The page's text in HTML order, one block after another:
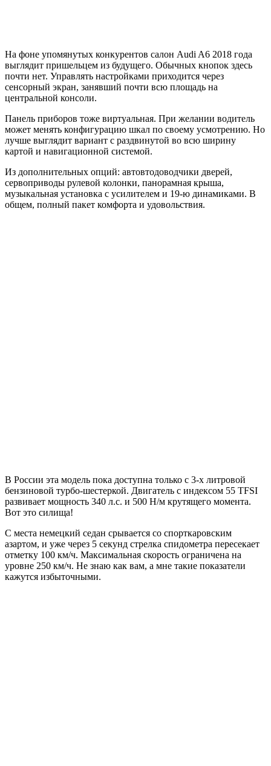
На фоне упомянутых конкурентов салон Audi A6 2018 года
выглядит пришельцем из будущего. Обычных кнопок здесь
почти нет. Управлять настройками приходится через
сенсорный экран, занявший почти всю площадь на
центральной консоли.
Панель приборов тоже виртуальная. При желании водитель
может менять конфигурацию шкал по своему усмотрению. Но
лучше выглядит вариант с раздвинутой во всю ширину
картой и навигационной системой.
Из дополнительных опций: автовтодоводчики дверей,
сервоприводы рулевой колонки, панорамная крыша,
музыкальная установка с усилителем и 19-ю динамиками. В
общем, полный пакет комфорта и удовольствия.
В России эта модель пока доступна только с 3-х литровой
бензиновой турбо-шестеркой. Двигатель с индексом 55 TFSI
развивает мощность 340 л.с. и 500 Н/м крутящего момента.
Вот это силища!
С места немецкий седан срывается со спорткаровским
азартом, и уже через 5 секунд стрелка спидометра пересекает
отметку 100 км/ч. Максимальная скорость ограничена на
уровне 250 км/ч. Не знаю как вам, а мне такие показатели
кажутся избыточными.